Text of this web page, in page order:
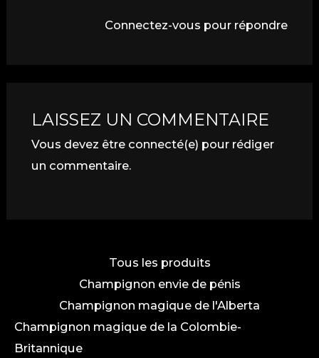
Connectez-vous pour répondre
LAISSEZ UN COMMENTAIRE
Vous devez être connecté(e) pour rédiger
un commentaire.
Tous les produits
Champignon envie de pénis
Champignon magique de l'Alberta
Champignon magique de la Colombie-
Britannique